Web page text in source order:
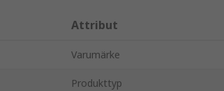
Attribut
Varumärke
Produkttyp